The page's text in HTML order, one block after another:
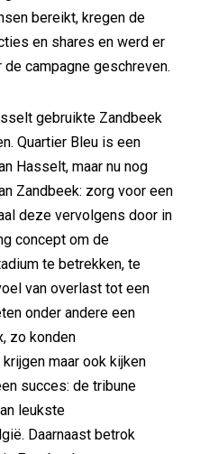
bereikt, kregen de
en shares en werd er
campagne geschreven.
gebruikte Zandbeek
Quartier Bleu is een
Hasselt, maar nu nog
Zandbeek: zorg voor een
deze vervolgens door in
concept om de
te betrekken, te
van overlast tot een
onder andere een
zo konden
maar ook kijken
succes: de tribune
leukste
Daarnaast betrok